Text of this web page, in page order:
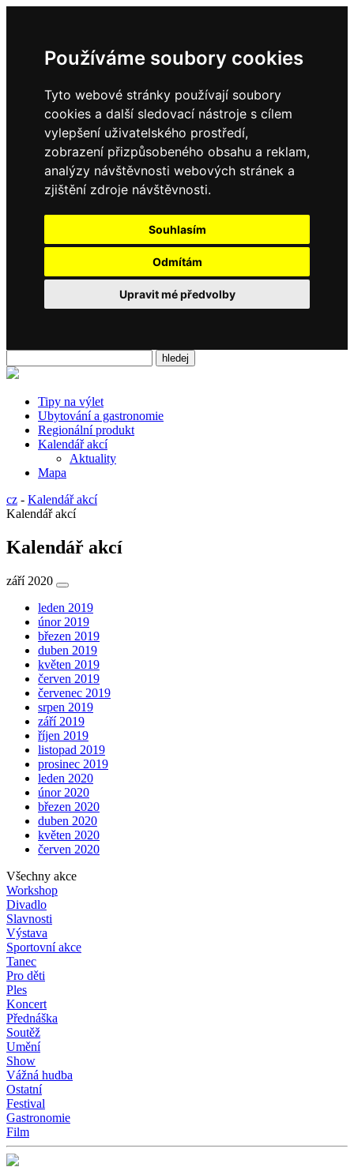
Používáme soubory cookies
Tyto webové stránky používají soubory
cookies a další sledovací nástroje s cílem
vylepšení uživatelského prostředí,
zobrazení přizpůsobeného obsahu a reklam,
analýzy návštěvnosti webových stránek a
zjištění zdroje návštěvnosti.
Souhlasím
Odmítám
Upravit mé předvolby
Tipy na výlet
Ubytování a gastronomie
Regionální produkt
Kalendář akcí
Aktuality
Mapa
cz - Kalendář akcí
Kalendář akcí
Kalendář akcí
září 2020
leden 2019
únor 2019
březen 2019
duben 2019
květen 2019
červen 2019
červenec 2019
srpen 2019
září 2019
říjen 2019
listopad 2019
prosinec 2019
leden 2020
únor 2020
březen 2020
duben 2020
květen 2020
červen 2020
Všechny akce
Workshop
Divadlo
Slavnosti
Výstava
Sportovní akce
Tanec
Pro děti
Ples
Koncert
Přednáška
Soutěž
Umění
Show
Vážná hudba
Ostatní
Festival
Gastronomie
Film